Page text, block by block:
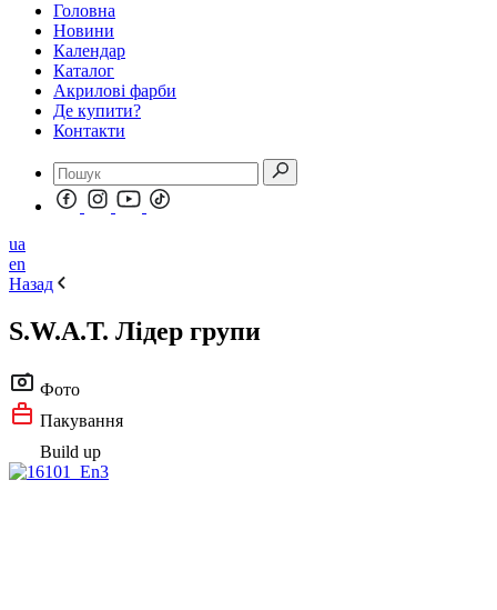
Головна
Новини
Календар
Каталог
Акрилові фарби
Де купити?
Контакти
ua
en
Назад
S.W.A.T. Лідер групи
Фото
Пакування
Build up